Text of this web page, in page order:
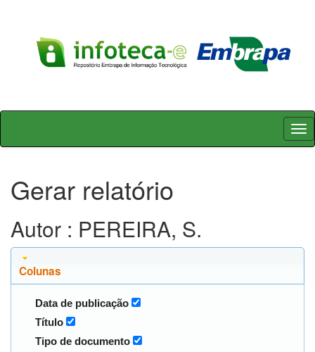
Skip
Gerar relatório
Autor : PEREIRA, S.
Colunas
Data de publicação
Título
Tipo de documento